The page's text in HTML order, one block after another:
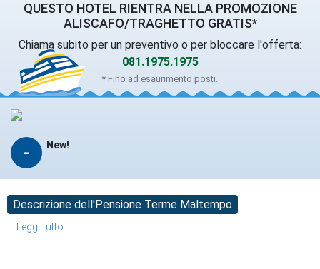
QUESTO HOTEL RIENTRA NELLA PROMOZIONE
ALISCAFO/TRAGHETTO GRATIS*
Chiama subito per un preventivo o per bloccare l'offerta:
081.1975.1975
* Fino ad esaurimento posti.
- New!
Descrizione dell'Pensione Terme Maltempo
... Leggi tutto